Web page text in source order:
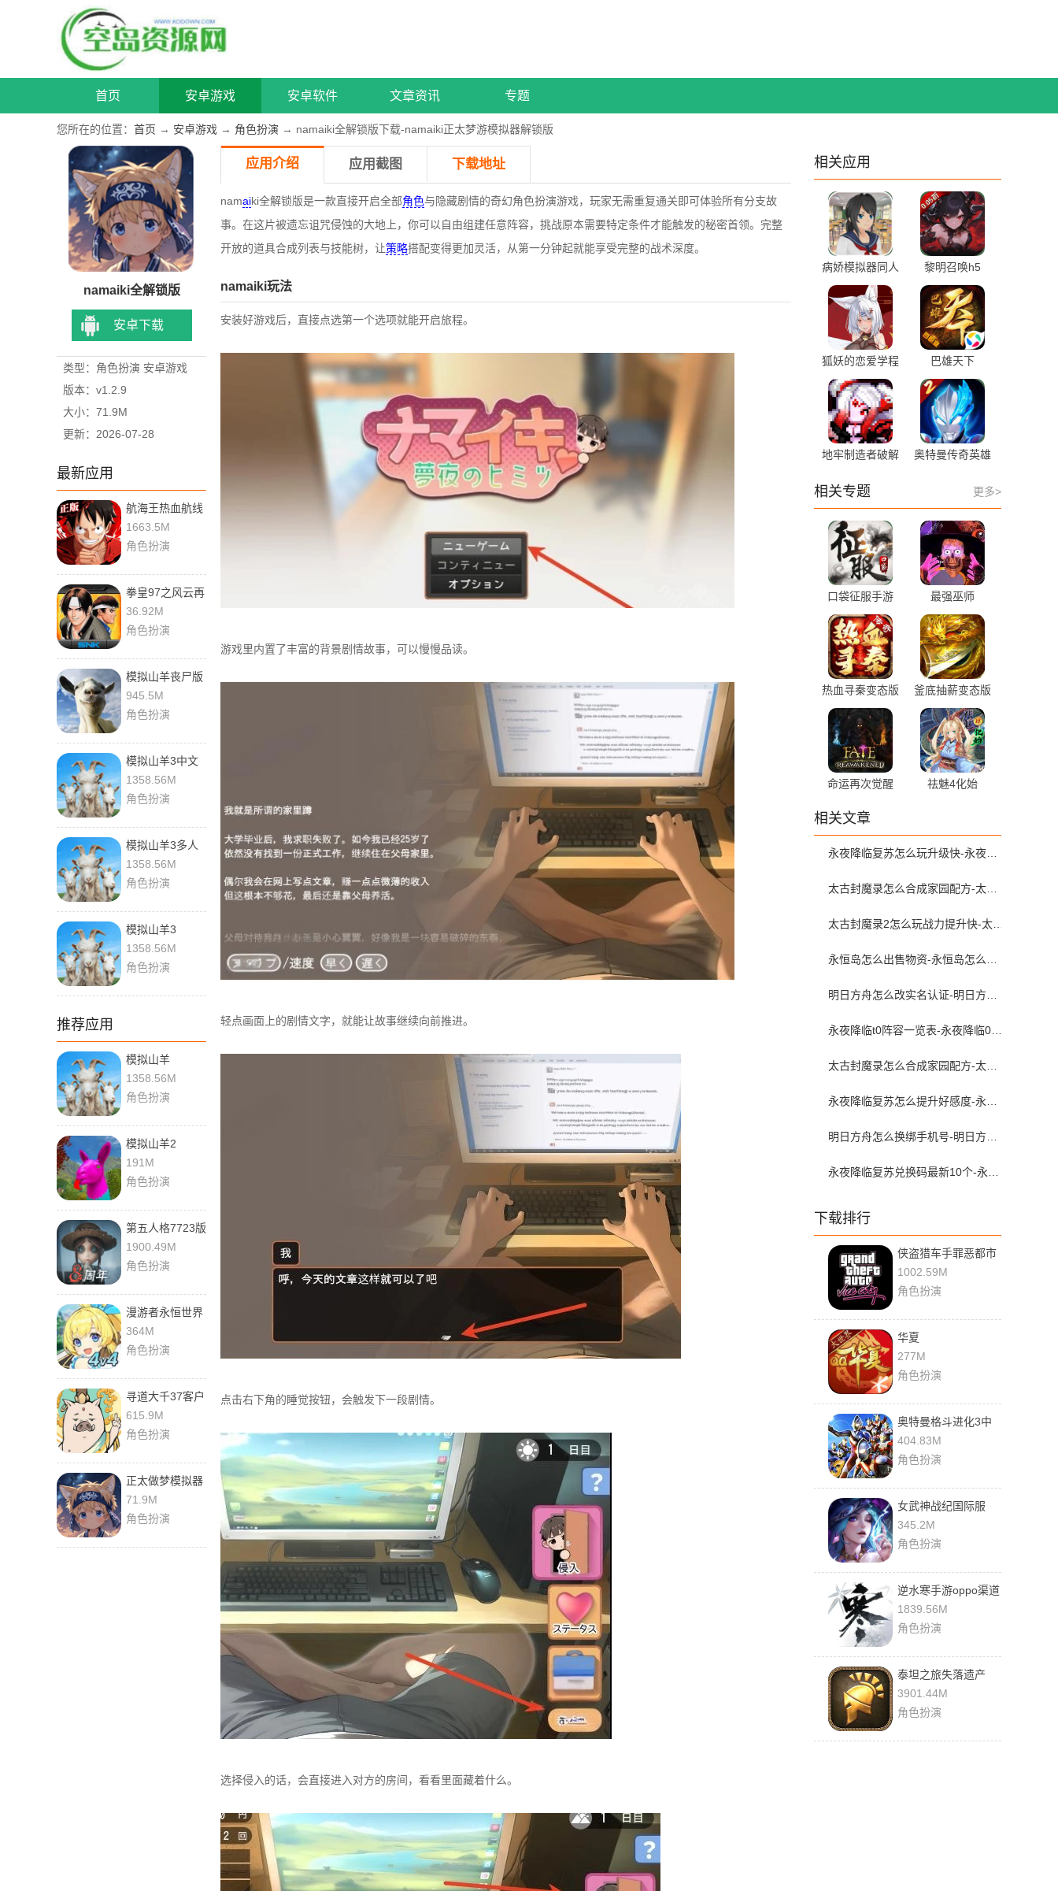
首页 安卓游戏 安卓软件 文章资讯 专题
您所在的位置： 首页 → 安卓游戏 → 角色扮演 → namaiki全解锁版下载-namaiki正太梦游模拟器解锁版
namaiki全解锁版
安卓下载
类型：角色扮演 安卓游戏
版本：v1.2.9
大小：71.9M
更新：2026-07-28
最新应用
航海王热血航线
vivo版
1663.5M
角色扮演
拳皇97之风云再
起
36.92M
角色扮演
模拟山羊丧尸版
945.5M
角色扮演
模拟山羊3中文
联机版
1358.56M
角色扮演
模拟山羊3多人
联机版
1358.56M
角色扮演
模拟山羊3
1358.56M
角色扮演
推荐应用
模拟山羊
3steam移植版
1358.56M
角色扮演
模拟山羊2
191M
角色扮演
第五人格7723版
本
1900.49M
角色扮演
漫游者永恒世界
364M
角色扮演
寻道大千37客户
端
615.9M
角色扮演
正太做梦模拟器
汉化版
71.9M
角色扮演
应用介绍 应用截图 下载地址
namaiki全解锁版是一款直接开启全部角色与隐藏剧情的奇幻角色扮演游戏，玩家无需重复通关即可体验所有分支故
事。在这片被遗忘诅咒侵蚀的大地上，你可以自由组建任意阵容，挑战原本需要特定条件才能触发的秘密首领。完整
开放的道具合成列表与技能树，让策略搭配变得更加灵活，从第一分钟起就能享受完整的战术深度。
namaiki玩法
安装好游戏后，直接点选第一个选项就能开启旅程。
游戏里内置了丰富的背景剧情故事，可以慢慢品读。
轻点画面上的剧情文字，就能让故事继续向前推进。
点击右下角的睡觉按钮，会触发下一段剧情。
选择侵入的话，会直接进入对方的房间，看看里面藏着什么。
相关应用
病娇模拟器同人
版
黎明召唤h5
狐妖的恋爱学程 巴雄天下
地牢制造者破解
奥特曼传奇英雄
更多>
相关专题
口袋征服手游 最强巫师
热血寻秦变态版 釜底抽薪变态版
命运再次觉醒 祛魅4化始
相关文章
下载排行
侠盗猎车手罪恶都市
破解版
1002.59M
角色扮演
华夏
277M
角色扮演
奥特曼格斗进化3中
文版
404.83M
角色扮演
女武神战纪国际服
345.2M
角色扮演
逆水寒手游oppo渠道
服
1839.56M
角色扮演
泰坦之旅失落遗产
3901.44M
角色扮演